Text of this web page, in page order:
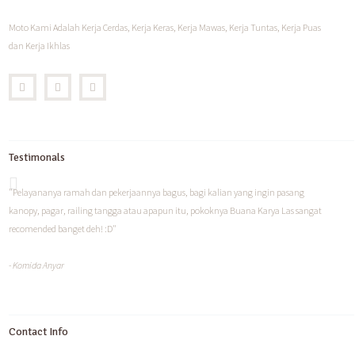
Moto Kami Adalah Kerja Cerdas, Kerja Keras, Kerja Mawas, Kerja Tuntas, Kerja Puas
dan Kerja Ikhlas
Testimonals
"Pelayananya ramah dan pekerjaannya bagus, bagi kalian yang ingin pasang
kanopy, pagar, railing tangga atau apapun itu, pokoknya Buana Karya Las sangat
recomended banget deh! :D"
- Komida Anyar
Contact Info